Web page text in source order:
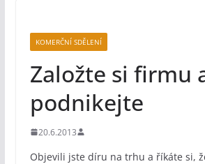
KOMERČNÍ SDĚLENÍ
Založte si firmu
podnikejte
20.6.2013
Objevili jste díru na trhu a říkáte si,